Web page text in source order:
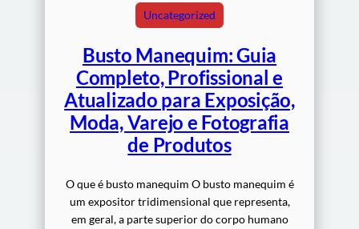
Uncategorized
Busto Manequim: Guia
Completo, Profissional e
Atualizado para Exposição,
Moda, Varejo e Fotografia
de Produtos
O que é busto manequim O busto manequim é
um expositor tridimensional que representa,
em geral, a parte superior do corpo humano